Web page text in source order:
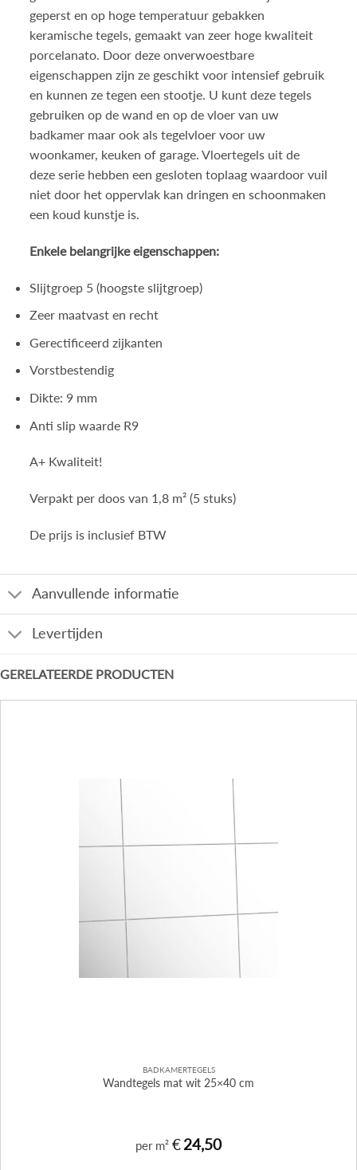
geperst en op hoge temperatuur gebakken
keramische tegels, gemaakt van zeer hoge kwaliteit
porcelanato. Door deze onverwoestbare
eigenschappen zijn ze geschikt voor intensief gebruik
en kunnen ze tegen een stootje. U kunt deze tegels
gebruiken op de wand en op de vloer van uw
badkamer maar ook als tegelvloer voor uw
woonkamer, keuken of garage. Vloertegels uit de
deze serie hebben een gesloten toplaag waardoor vuil
niet door het oppervlak kan dringen en schoonmaken
een koud kunstje is.
Enkele belangrijke eigenschappen:
Slijtgroep 5 (hoogste slijtgroep)
Zeer maatvast en recht
Gerectificeerd zijkanten
Vorstbestendig
Dikte: 9 mm
Anti slip waarde R9
A+ Kwaliteit!
Verpakt per doos van 1,8 m² (5 stuks)
De prijs is inclusief BTW
Aanvullende informatie
Levertijden
GERELATEERDE PRODUCTEN
BADKAMERTEGELS
Wandtegels mat wit 25×40 cm
per m² €24,50